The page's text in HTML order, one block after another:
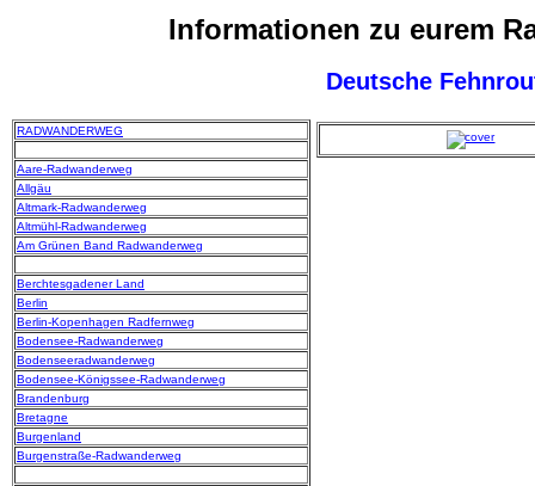
Informationen zu eurem
Deutsche
RADWANDERWEG
Aare-Radwanderweg
Allgäu
Altmark-Radwanderweg
Altmühl-Radwanderweg
Am Grünen Band Radwanderweg
Berchtesgadener Land
Berlin
Berlin-Kopenhagen Radfernweg
Bodensee-Radwanderweg
Bodenseeradwanderweg
Bodensee-Königssee-Radwanderweg
Brandenburg
Bretagne
Burgenland
Burgenstraße-Radwanderweg